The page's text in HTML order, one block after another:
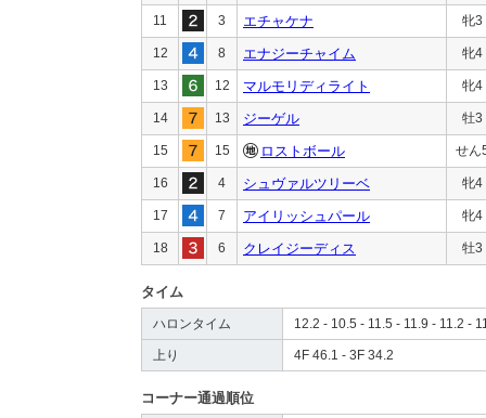
11 3 エチャケナ 牝3
12 8 エナジーチャイム 牝4
13 12 マルモリディライト 牝4
14 13 ジーゲル 牡3
15 15 ロストボール せん
16 4 シュヴァルツリーベ 牝4
17 7 アイリッシュパール 牝4
18 6 クレイジーディス 牡3
タイム
ハロンタイム 12.2 - 10.5 - 11.5 - 11.9 - 11.2 -
上り 4F 46.1 - 3F 34.2
コーナー通過順位